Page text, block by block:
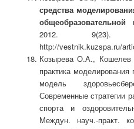
средства
2012.
http://vestnik.kuzspa.ru/
Козырева О.А.,
практика
модель
Современные стратегии
спорта и
Междун. науч.-практ.